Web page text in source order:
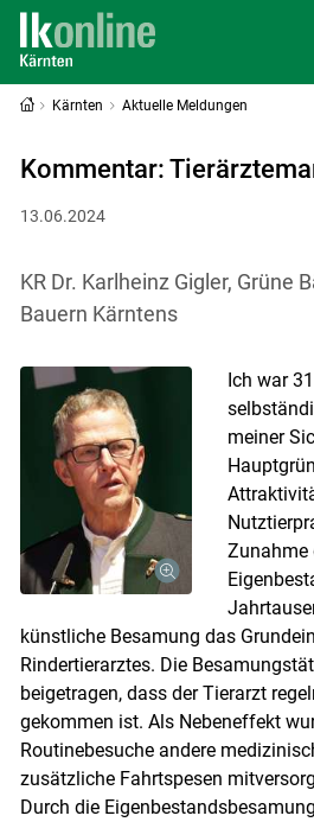
Kärnten Aktuelle Meldungen
Kommentar:
13.06.2024
KR Dr. Karlheinz Gigler, Grüne
Bauern Kärntens
Ich war
meiner
Zunahme
künstliche Besamung das
Rindertierarztes. Die
beigetragen, dass der Tierarzt
gekommen ist. Als Nebeneffekt
Routinebesuche andere
zusätzliche Fahrtspesen
Durch die